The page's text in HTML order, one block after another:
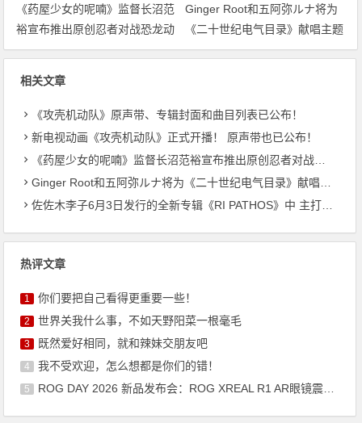
《药屋少女的呢喃》监督长沼范
裕宣布推出原创忍者对战恐龙动
画！
Ginger Root和五阿弥ルナ将为
《二十世纪电气目录》献唱主题
曲
相关文章
《攻壳机动队》原声带、专辑封面和曲目列表已公布！
新电视动画《攻壳机动队》正式开播！ 原声带也已公布！
《药屋少女的呢喃》监督长沼范裕宣布推出原创忍者对战恐龙动画！
Ginger Root和五阿弥ルナ将为《二十世纪电气目录》献唱主题曲
佐佐木李子6月3日发行的全新专辑《RI PATHOS》中 主打曲《桃李成蹊》的音乐视频已公开
热评文章
1 你们要把自己看得更重要一些！
2 世界关我什么事，不如天野阳菜一根毫毛
3 既然爱好相同，就和辣妹交朋友吧
4 我不受欢迎，怎么想都是你们的错！
5 ROG DAY 2026 新品发布会：ROG XREAL R1 AR眼镜震撼来袭